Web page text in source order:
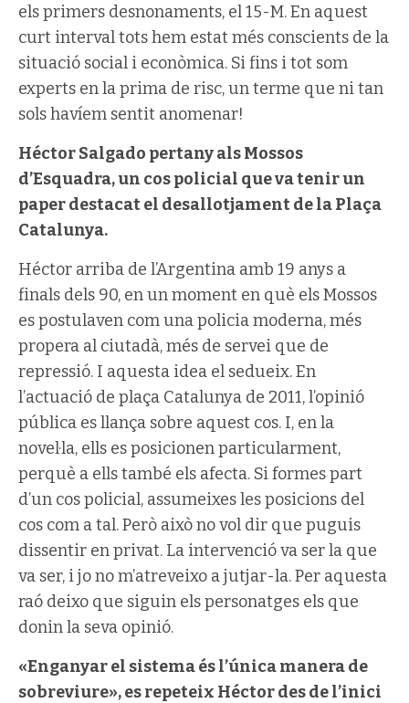
els primers desnonaments, el 15-M. En aquest
curt interval tots hem estat més conscients de la
situació social i econòmica. Si fins i tot som
experts en la prima de risc, un terme que ni tan
sols havíem sentit anomenar!
Héctor Salgado pertany als Mossos
d’Esquadra, un cos policial que va tenir un
paper destacat el desallotjament de la Plaça
Catalunya.
Héctor arriba de l’Argentina amb 19 anys a
finals dels 90, en un moment en què els Mossos
es postulaven com una policia moderna, més
propera al ciutadà, més de servei que de
repressió. I aquesta idea el sedueix. En
l’actuació de plaça Catalunya de 2011, l’opinió
pública es llança sobre aquest cos. I, en la
novel·la, ells es posicionen particularment,
perquè a ells també els afecta. Si formes part
d’un cos policial, assumeixes les posicions del
cos com a tal. Però això no vol dir que puguis
dissentir en privat. La intervenció va ser la que
va ser, i jo no m’atreveixo a jutjar-la. Per aquesta
raó deixo que siguin els personatges els que
donin la seva opinió.
«Enganyar el sistema és l’única manera de
sobreviure», es repeteix Héctor des de l’inici